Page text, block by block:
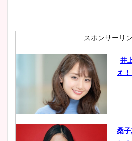
鈴
ヤ
スポンサーリ
井
え
桑子